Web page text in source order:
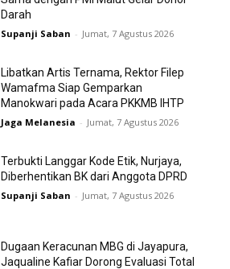
Darah
Supanji Saban - Jumat, 7 Agustus 2026
Libatkan Artis Ternama, Rektor Filep
Wamafma Siap Gemparkan
Manokwari pada Acara PKKMB IHTP
Jaga Melanesia - Jumat, 7 Agustus 2026
Terbukti Langgar Kode Etik, Nurjaya,
Diberhentikan BK dari Anggota DPRD
Supanji Saban - Jumat, 7 Agustus 2026
Dugaan Keracunan MBG di Jayapura,
Jaqualine Kafiar Dorong Evaluasi Total